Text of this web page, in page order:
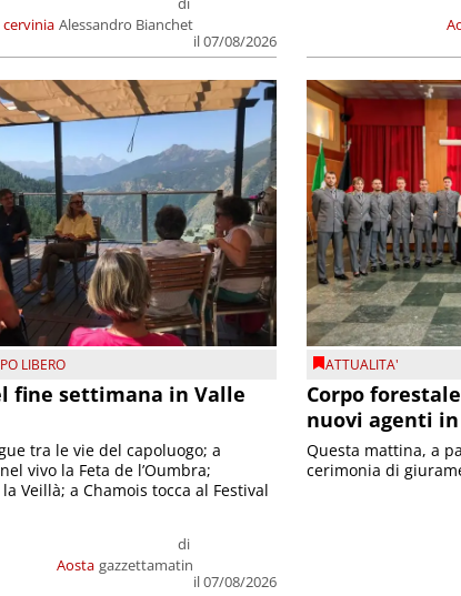
cervinia Alessandro Bianchet
il 07/08/2026
LIBERO
fine settimana in Valle
Aosta
di
gazzettamatin
il 07/08/2026
tra le vie del capoluogo; a
vivo la Feta de l’Oumbra;
Veillà; a Chamois tocca al Festival
ATTUALITA'
Corpo
nuovi agenti
Questa mattina, a
cerimonia di